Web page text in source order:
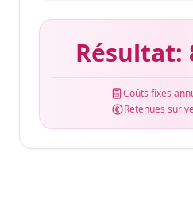
Résultat:
Coûts fixes
Retenues sur